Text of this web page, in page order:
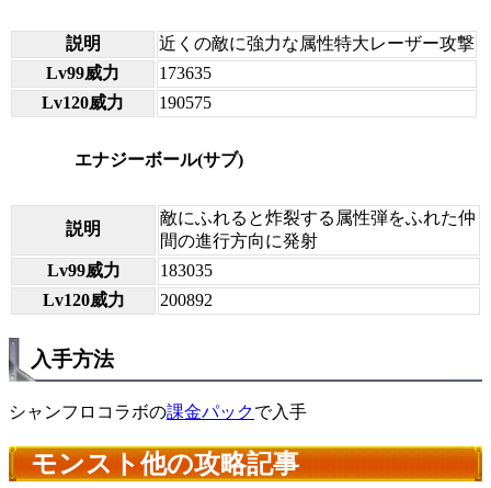
説明
近くの敵に強力な属性特大レーザー攻撃
Lv99威力
173635
Lv120威力
190575
エナジーボール(サブ)
説明
敵にふれると炸裂する属性弾をふれた仲
間の進行方向に発射
Lv99威力
183035
Lv120威力
200892
入手方法
シャンフロコラボの課金パックで入手
モンスト他の攻略記事